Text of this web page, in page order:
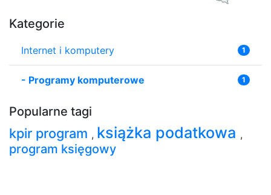
Kategorie
Internet i komputery 1
- Programy komputerowe 1
Popularne tagi
kpir program , książka podatkowa ,
program księgowy